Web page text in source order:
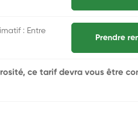
: Entre
Prendre
ce tarif devra vous être